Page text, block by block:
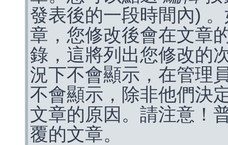
發表後的一段時間內)
章，您修改後會在文章
錄，這將列出您修改的
況下不會顯示，在管理
不會顯示，除非他們決
文章的原因。請注意！
覆的文章。